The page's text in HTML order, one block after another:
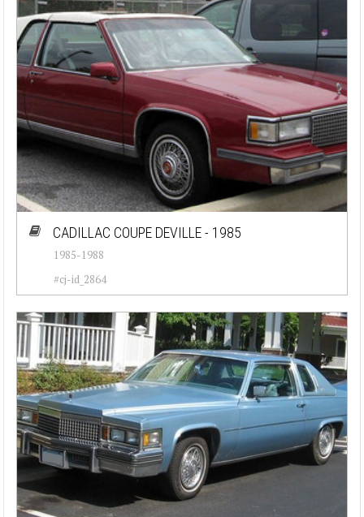
CADILLAC COUPE DEVILLE - 1985
1985-1988
#cj-id_2864